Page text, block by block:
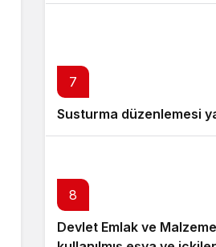
7
Susturma düzenlemesi
8
Devlet Emlak ve